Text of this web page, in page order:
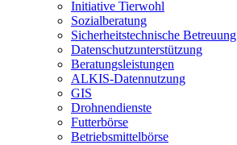
Initiative Tierwohl
Sozialberatung
Sicherheitstechnische Betreuung
Datenschutzunterstützung
Beratungsleistungen
ALKIS-Datennutzung
GIS
Drohnendienste
Futterbörse
Betriebsmittelbörse